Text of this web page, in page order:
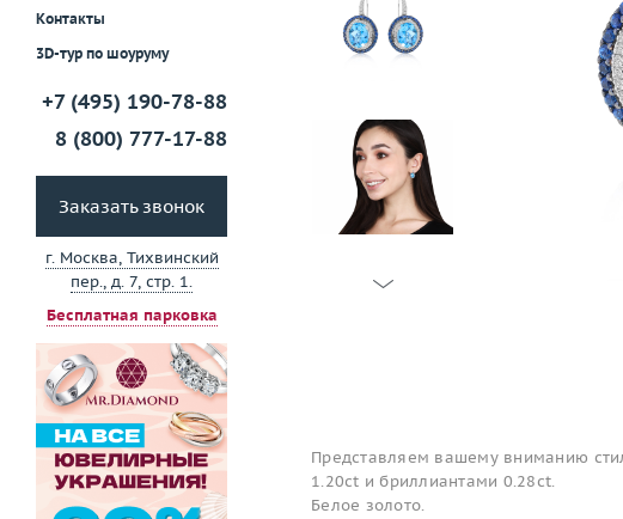
Контакты
3D-тур по шоуруму
+7 (495) 190-78-88
8 (800) 777-17-88
Заказать звонок
г. Москва, Тихвинский
пер., д. 7, стр. 1.
Бесплатная парковка
Представляем вашему вниманию
1.20ct и бриллиантами 0.28ct.
Белое золото.